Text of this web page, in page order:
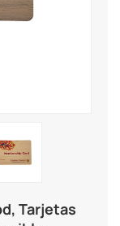
Tarjetas